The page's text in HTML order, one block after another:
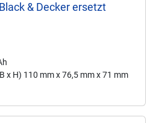
& Decker ersetzt
x H) 110 mm x 76,5 mm x 71 mm